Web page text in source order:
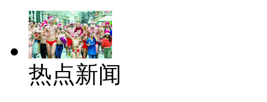
热点新闻